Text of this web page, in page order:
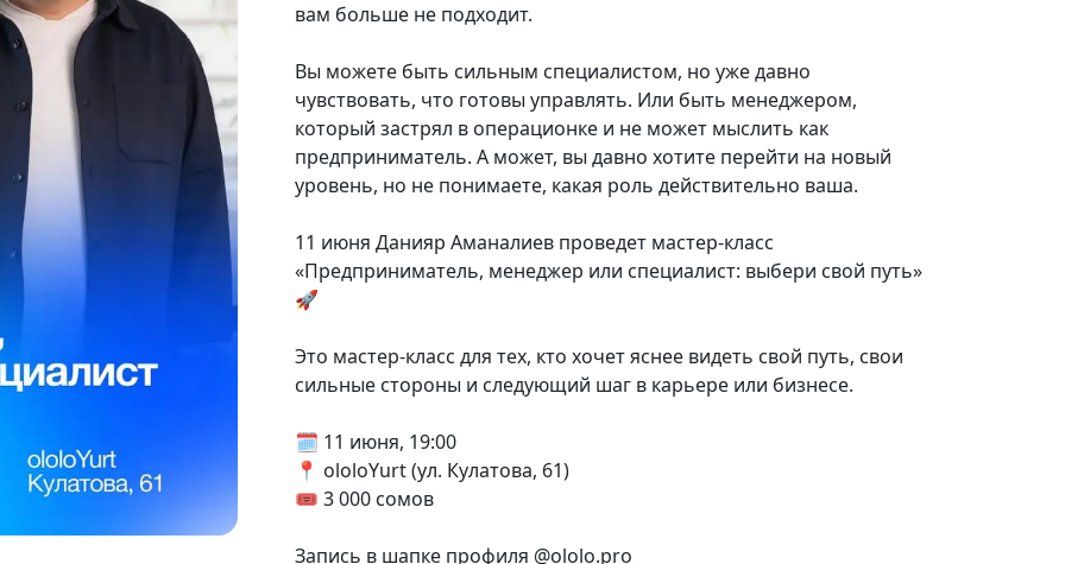
вам больше не подходит.
Вы можете быть сильным специалистом, но уже давно
чувствовать, что готовы управлять. Или быть менеджером,
который застрял в операционке и не может мыслить как
предприниматель. А может, вы давно хотите перейти на новый
уровень, но не понимаете, какая роль действительно ваша.
11 июня Данияр Аманалиев проведет мастер-класс
«Предприниматель, менеджер или специалист: выбери свой путь»
🚀
Это мастер-класс для тех, кто хочет яснее видеть свой путь, свои
сильные стороны и следующий шаг в карьере или бизнесе.
🗓 11 июня, 19:00
📍 ololoYurt (ул. Кулатова, 61)
🎟 3 000 сомов
Запись в шапке профиля @ololo.pro